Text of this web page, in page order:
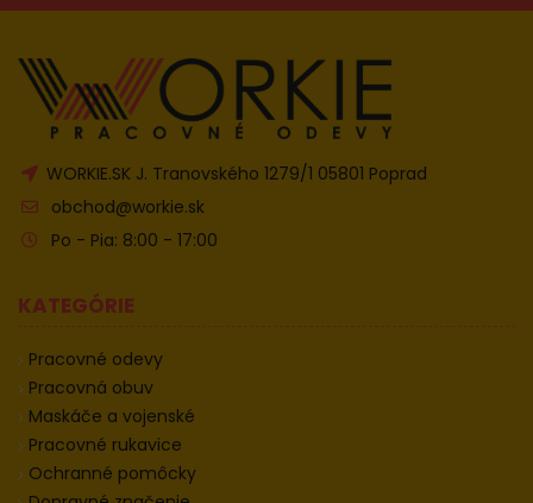
WORKIE.SK J. Tranovského 1279/1 05801 Poprad
obchod@workie.sk
Po - Pia: 8:00 - 17:00
KATEGÓRIE
Pracovné odevy
Pracovná obuv
Maskáče a vojenské
Pracovné rukavice
Ochranné pomôcky